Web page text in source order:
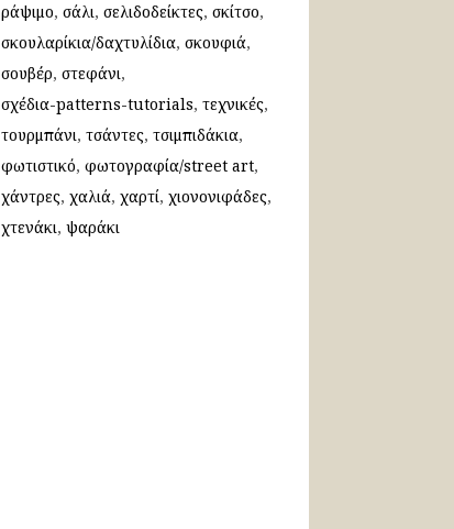
ράψιμο σάλι σελιδοδείκτες σκίτσο
σκουλαρίκια/δαχτυλίδια σκουφιά
σουβέρ στεφάνι
σχέδια-patterns-tutorials τεχνικές
τουρμπάνι τσάντες τσιμπιδάκια
φωτιστικό φωτογραφία/street art
χάντρες χαλιά χαρτί χιονονιφάδες
χτενάκι ψαράκι